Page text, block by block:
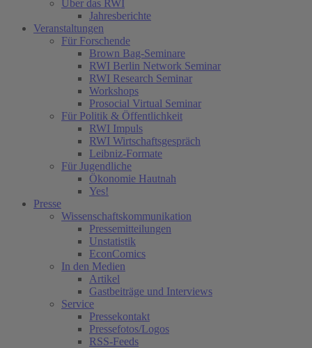
Über das RWI
Jahresberichte
Veranstaltungen
Für Forschende
Brown Bag-Seminare
RWI Berlin Network Seminar
RWI Research Seminar
Workshops
Prosocial Virtual Seminar
Für Politik & Öffentlichkeit
RWI Impuls
RWI Wirtschaftsgespräch
Leibniz-Formate
Für Jugendliche
Ökonomie Hautnah
Yes!
Presse
Wissenschaftskommunikation
Pressemitteilungen
Unstatistik
EconComics
In den Medien
Artikel
Gastbeiträge und Interviews
Service
Pressekontakt
Pressefotos/Logos
RSS-Feeds